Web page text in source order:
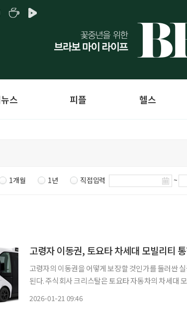
스 피플 헬스
1개월 1년 직접입력 ~
고령자 이동권, 토요타 차세대 모빌리티
고령자의 이동권을 어떻게 보장할 것인가를 둘러싼
된다. 주식회사 크리스탈은 토요타 자동차의 차세대
2026-01-21 09:46